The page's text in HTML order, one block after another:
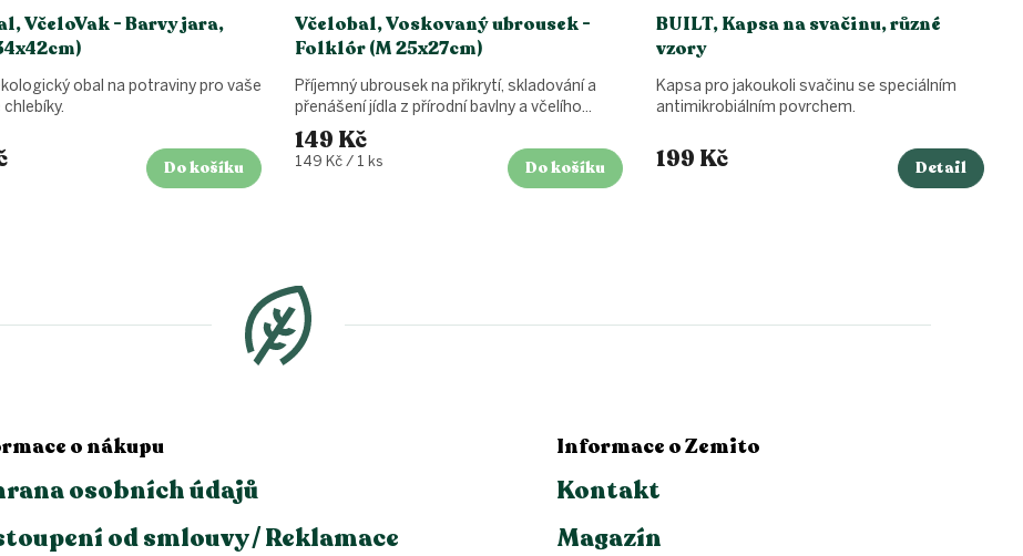
VčeloVak - Barvy jara,
Do košíku
obal na potraviny pro vaše
Včelobal, Voskovaný ubrousek -
Folklór (M 25x27cm)
149 Kč
Měrná
149 Kč / 1 ks Do košíku
Příjemný ubrousek na přikrytí, skladování a
přenášení jídla z přírodní bavlny a včelího...
BUILT, Kapsa na svačinu, různé
vzory
199 Kč Detail
Kapsa pro jakoukoli svačinu se speciálním
antimikrobiálním povrchem.
o nákupu
osobních údajů
od smlouvy / Reklamace
Informace o Zemito
Kontakt
Magazín